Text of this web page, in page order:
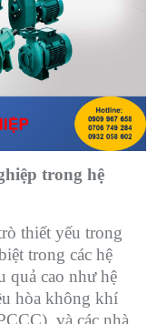
trong hệ
thiết yếu trong
trong các hệ
quả cao như hệ
hòa không khí
và các nhà